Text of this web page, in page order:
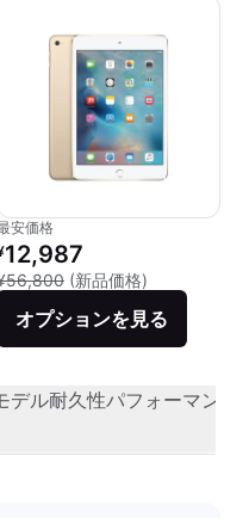
¥57,024
安価格
ファービッシュ品の価格：
12,987
(新品価格)
オプションを見る
デル耐久性パフォーマンス